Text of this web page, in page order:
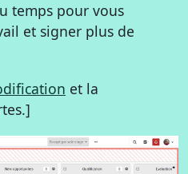
temps pour vous
et signer plus de
et la